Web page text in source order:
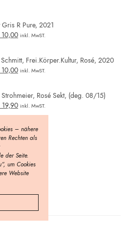
R Pure, 2021
10,00 inkl. MwST.
Frei.Körper.Kultur, Rosé, 2020
10,00 inkl. MwST.
Rosé Sekt, (deg. 08/15)
19,90 inkl. MwST.
– nähere
Rechten als
der Seite.
um Cookies
Website